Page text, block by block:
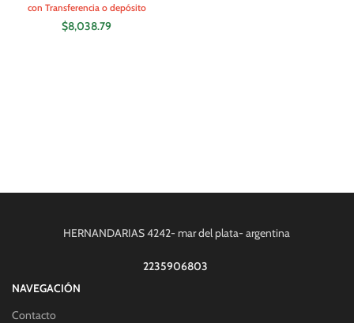
con Transferencia o depósito
$8,038.79
HERNANDARIAS 4242- mar del plata- argentina
2235906803
NAVEGACIÓN
Contacto